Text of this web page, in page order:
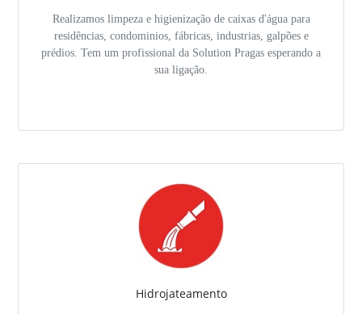
Realizamos limpeza e higienização de caixas d'água para
residências, condominios, fábricas, industrias, galpões e
prédios. Tem um profissional da Solution Pragas esperando a
sua ligação.
Hidrojateamento